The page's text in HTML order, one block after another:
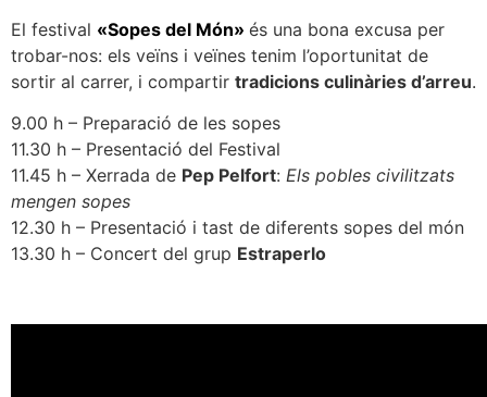
El festival «Sopes del Món» és una bona excusa per
trobar-nos: els veïns i veïnes tenim l’oportunitat de
sortir al carrer, i compartir tradicions culinàries d’arreu.
9.00 h – Preparació de les sopes
11.30 h – Presentació del Festival
11.45 h – Xerrada de Pep Pelfort: Els pobles civilitzats
mengen sopes
12.30 h – Presentació i tast de diferents sopes del món
13.30 h – Concert del grup Estraperlo